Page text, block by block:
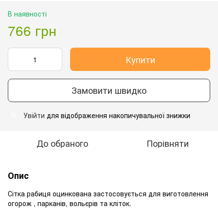
В наявності
766 грн
Купити
Замовити швидко
Увійти для відображення накопичувальної знижки
До обраного Порівняти
Опис
Сітка рабиця оцинкована застосовується для виготовлення
огорож , парканів, вольєрів та кліток.